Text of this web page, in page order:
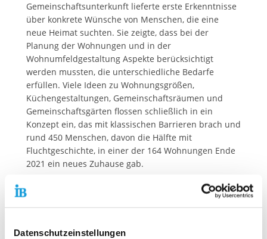
Datenschutzeinstellungen
Gemeinschaftsunterkunft lieferte erste Erkenntnisse
über konkrete Wünsche von Menschen, die eine
neue Heimat suchten. Sie zeigte, dass bei der
Planung der Wohnungen und in der
Wohnumfeldgestaltung Aspekte berücksichtigt
werden mussten, die unterschiedliche Bedarfe
erfüllen. Viele Ideen zu Wohnungsgrößen,
Küchengestaltungen, Gemeinschaftsräumen und
Gemeinschaftsgärten flossen schließlich in ein
Konzept ein, das mit klassischen Barrieren brach und
rund 450 Menschen, davon die Hälfte mit
Fluchtgeschichte, in einer der 164 Wohnungen Ende
2021 ein neues Zuhause gab.
Die Einzüge fielen in die Hochzeit der Corona-
Pandemie, weswegen das Projekt mit einigen